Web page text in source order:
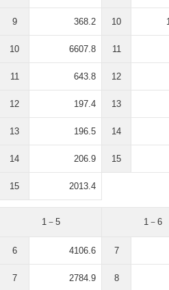
9 368.2
10 6607.8
11 643.8
12 197.4
13 196.5
14 206.9
15 2013.4
10
11
12
13
14
15
1－5
6 4106.6
7 2784.9
1－6
7
8